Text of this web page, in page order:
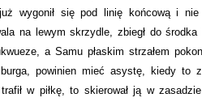
wygonił się pod linię końcową i nie
na lewym skrzydle, zbiegł do środka
a Samu płaskim strzałem
powinien mieć asystę, kiedy to
w piłkę, to skierował ją w